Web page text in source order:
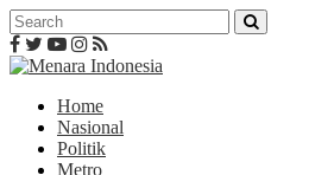
Home
Nasional
Politik
Metro